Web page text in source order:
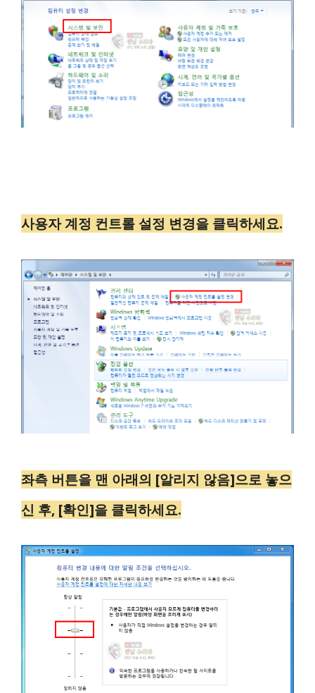
사용자 계정 컨트롤 설정 변경을 클릭하세요.
좌측 버튼을 맨 아래의 [알리지 않음]으로 놓으
신 후, [확인]을 클릭하세요.